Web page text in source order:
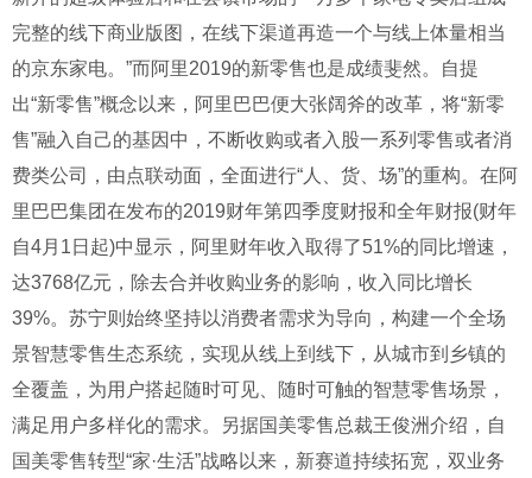
完整的线下商业版图，在线下渠道再造一个与线上体量相当
的京东家电。”而阿里2019的新零售也是成绩斐然。自提
出“新零售”概念以来，阿里巴巴便大张阔斧的改革，将“新零
售”融入自己的基因中，不断收购或者入股一系列零售或者消
费类公司，由点联动面，全面进行“人、货、场”的重构。在阿
里巴巴集团在发布的2019财年第四季度财报和全年财报(财年
自4月1日起)中显示，阿里财年收入取得了51%的同比增速，
达3768亿元，除去合并收购业务的影响，收入同比增长
39%。苏宁则始终坚持以消费者需求为导向，构建一个全场
景智慧零售生态系统，实现从线上到线下，从城市到乡镇的
全覆盖，为用户搭起随时可见、随时可触的智慧零售场景，
满足用户多样化的需求。另据国美零售总裁王俊洲介绍，自
国美零售转型“家·生活”战略以来，新赛道持续拓宽，双业务